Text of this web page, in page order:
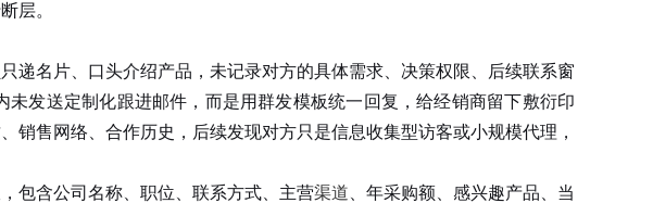
层。
名片、口头介绍产品，未记录对方的具体需求、决策权限、后续联系窗
发送定制化跟进邮件，而是用群发模板统一回复，给经销商留下敷衍印
售网络、合作历史，后续发现对方只是信息收集型访客或小规模代理，
包含公司名称、职位、联系方式、主营渠道 、年采购额、感兴趣产品、当